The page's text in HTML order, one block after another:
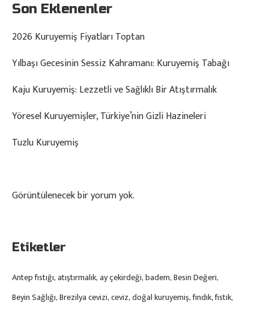
Son Eklenenler
2026 Kuruyemiş Fiyatları Toptan
Yılbaşı Gecesinin Sessiz Kahramanı: Kuruyemiş Tabağı
Kaju Kuruyemiş: Lezzetli ve Sağlıklı Bir Atıştırmalık
Yöresel Kuruyemişler, Türkiye’nin Gizli Hazineleri
Tuzlu Kuruyemiş
Görüntülenecek bir yorum yok.
Etiketler
Antep fıstığı atıştırmalık ay çekirdeği badem Besin Değeri
Beyin Sağlığı Brezilya cevizi ceviz doğal kuruyemiş fındık fıstık